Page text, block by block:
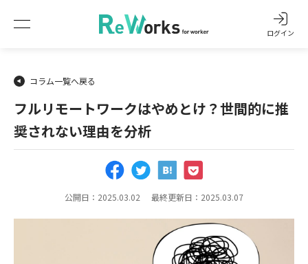
ログイン
コラム一覧へ戻る
フルリモートワークはやめとけ？世間的に推
奨されない理由を分析
公開日：2025.03.02 最終更新日：2025.03.07